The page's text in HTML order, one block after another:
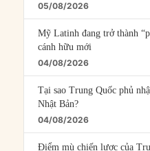
05/08/2026
Mỹ Latinh đang trở thành
cánh hữu mới
04/08/2026
Tại sao Trung Quốc phủ
Nhật Bản?
04/08/2026
Điểm mù chiến lược của